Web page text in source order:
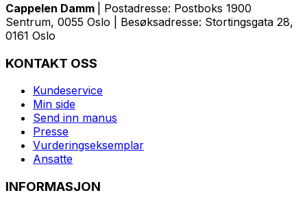
Cappelen Damm
| Postadresse: Postboks 1900
Sentrum, 0055 Oslo | Besøksadresse: Stortingsgata 28,
0161 Oslo
KONTAKT OSS
Kundeservice
Min side
Send inn manus
Presse
Vurderingseksemplar
Ansatte
INFORMASJON